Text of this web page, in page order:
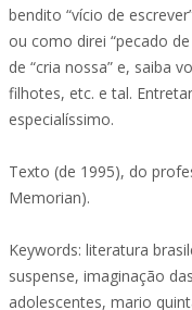
bendito “vício de
ou como direi “pecado
de “cria nossa” e, saiba
filhotes, etc. e tal.
especialíssimo.
Texto (de 1995), do
Memorian).
Keywords: literatura
suspense, imaginação
adolescentes, mario